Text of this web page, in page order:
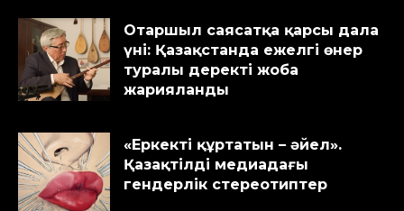
Отаршыл саясатқа қарсы дала
үні: Қазақстанда ежелгі өнер
туралы деректі жоба
жарияланды
«Еркекті құртатын – әйел».
Қазақтілді медиадағы
гендерлік стереотиптер